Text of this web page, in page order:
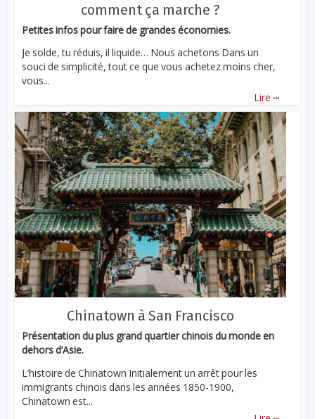
comment ça marche ?
Petites infos pour faire de grandes économies.
Je solde, tu réduis, il liquide… Nous achetons Dans un
souci de simplicité, tout ce que vous achetez moins cher,
vous...
Lire ...
Chinatown à San Francisco
Présentation du plus grand quartier chinois du monde en
dehors d’Asie.
L’histoire de Chinatown Initialement un arrêt pour les
immigrants chinois dans les années 1850-1900,
Chinatown est...
...